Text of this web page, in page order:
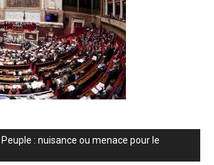
: nuisance ou menace pour le